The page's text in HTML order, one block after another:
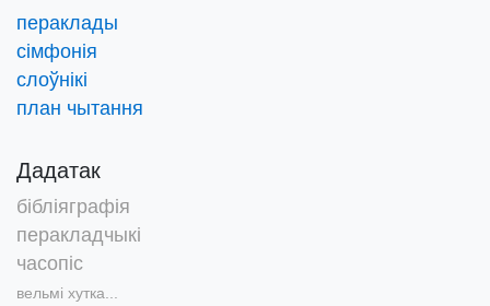
пераклады
сімфонія
слоўнікі
план чытання
Дадатак
бібліяграфія
перакладчыкі
часопіс
вельмі хутка...